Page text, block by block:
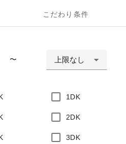
こだわり条件
〜 上限なし
1DK
2DK
3DK